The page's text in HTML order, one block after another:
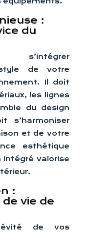
:
du
de votre
Il doit
les lignes
du design
s’harmoniser
et de votre
esthétique
intégré valorise
:
vie de
de vos